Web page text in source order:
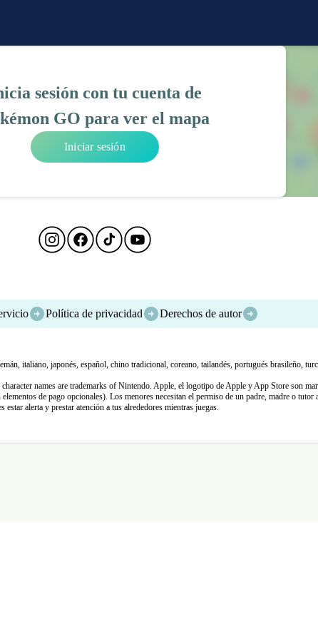
sesión con tu cuenta de
GO para ver el mapa
Iniciar sesión
Política de privacidad Derechos de autor
italiano, japonés, español, chino tradicional, coreano, tailandés, portugués brasileño,
names are trademarks of Nintendo. Apple, el logotipo de Apple y App Store son
de pago opcionales). Los menores necesitan el permiso de un padre, madre o tutor
estar alerta y prestar atención a tus alrededores mientras juegas.